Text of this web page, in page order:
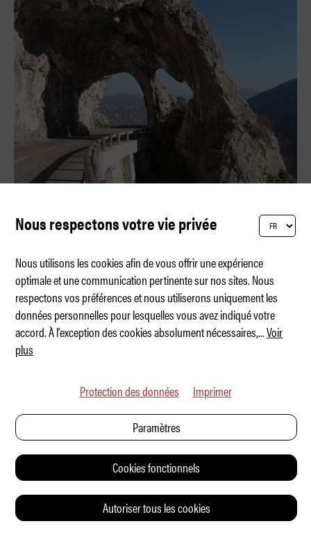
CHRONIQUE
SERVICE
Nous respectons votre vie privée
Nous utilisons les cookies afin de vous offrir une expérience
optimale et une communication pertinente sur nos sites. Nous
respectons vos préférences et nous utiliserons uniquement les
données personnelles pour lesquelles vous avez indiqué votre
accord. À l'exception des cookies absolument nécessaires,...Voir
plus
Protection des données Imprimer
Paramètres
Cookies fonctionnels
Autoriser tous les cookies